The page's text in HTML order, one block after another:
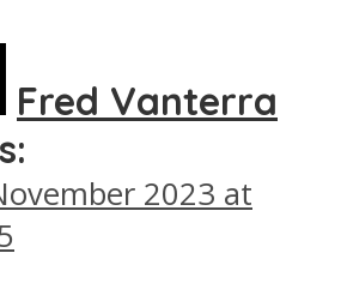
Fred Vanterra
2023 at